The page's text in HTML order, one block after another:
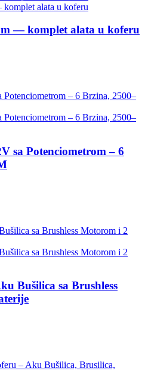
— komplet alata u koferu
sa Potenciometrom – 6
Bušilica sa Brushless